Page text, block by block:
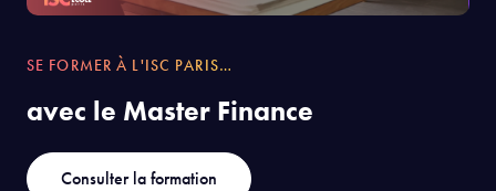
SE FORMER À L'ISC PARIS…
avec le Master Finance
Consulter la formation